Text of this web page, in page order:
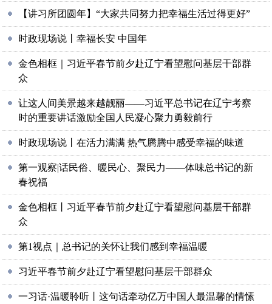
【讲习所团圆年】“大家共同努力把幸福生活过得更好”
时政现场说丨幸福长安 中国年
金色相框｜习近平春节前夕赴辽宁看望慰问基层干部群
众
让这人间美景越来越靓丽——习近平总书记在辽宁考察
时的重要讲话激励全国人民凝心聚力勇毅前行
时政现场说丨在活力满满 热气腾腾中感受幸福的味道
第一观察|话民俗、暖民心、聚民力——体味总书记的新
春祝福
金色相框丨习近平春节前夕赴辽宁看望慰问基层干部群
众
第1视点｜总书记的关怀让我们感到幸福温暖
习近平春节前夕赴辽宁看望慰问基层干部群众
一习话·温暖聆听丨这句话牵动亿万中国人最温馨的情愫